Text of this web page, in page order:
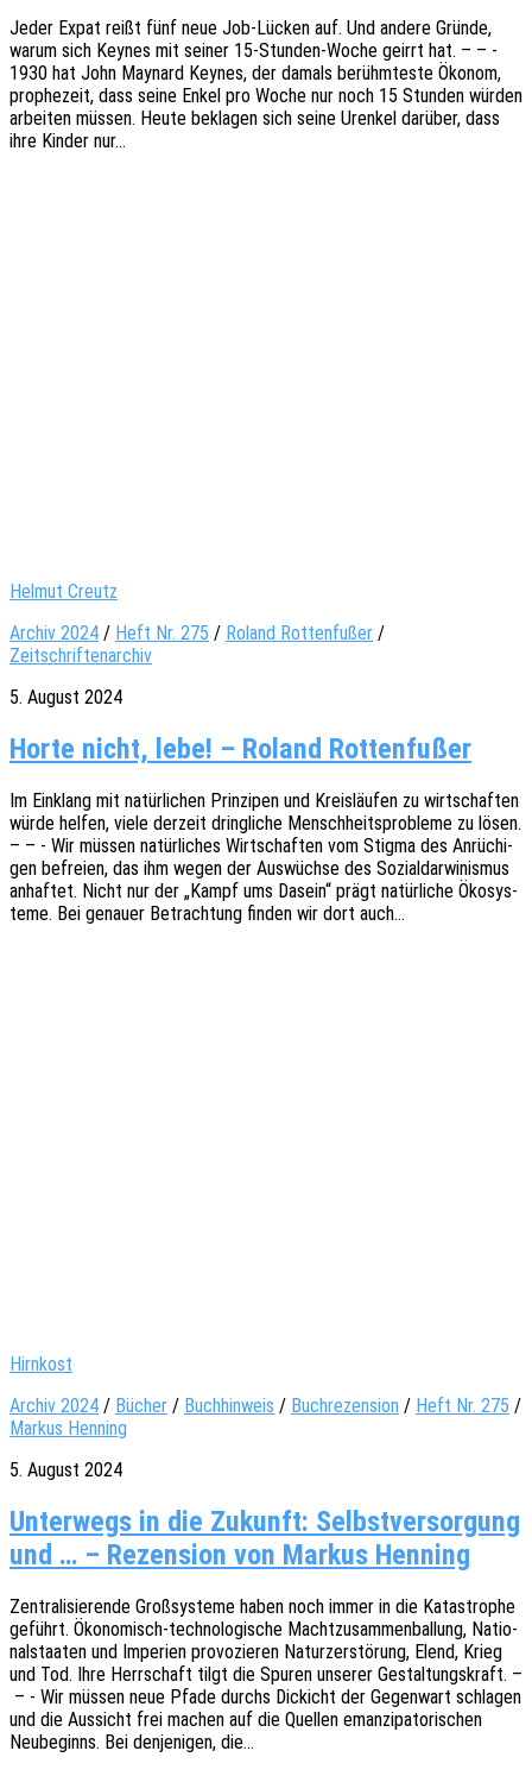
Jeder Expat reißt fünf neue Job-Lücken auf. Und andere Gründe,
warum sich Keynes mit seiner 15-Stun­­den-Woche geirrt hat. – – -
1930 hat John Maynard Keynes, der damals berühm­tes­te Ökonom,
prophe­zeit, dass seine Enkel pro Woche nur noch 15 Stun­den würden
arbei­ten müssen. Heute bekla­gen sich seine Uren­kel darüber, dass
ihre Kinder nur…
Helmut Creutz
Archiv 2024 / Heft Nr. 275 / Roland Rottenfußer /
Zeitschriftenarchiv
5. August 2024
Horte nicht, lebe! – Roland Rottenfußer
Im Einklang mit natür­li­chen Prin­zi­pen und Kreis­läu­fen zu wirt­schaf­ten
würde helfen, viele derzeit dring­li­che Mensch­heits­pro­ble­me zu lösen.
– – - Wir müssen natür­li­ches Wirt­schaf­ten vom Stigma des Anrü­chi­
gen befrei­en, das ihm wegen der Auswüch­se des Sozi­al­dar­wi­nis­mus
anhaf­tet. Nicht nur der „Kampf ums Dasein“ prägt natür­li­che Ökosys­
te­me. Bei genau­er Betrach­tung finden wir dort auch…
Hirnkost
Archiv 2024 / Bücher / Buchhinweis / Buchrezension / Heft Nr. 275 /
Markus Henning
5. August 2024
Unterwegs in die Zukunft: Selbstversorgung
und … – Rezension von Markus Henning
Zentra­li­sie­ren­de Groß­sys­te­me haben noch immer in die Kata­stro­phe
geführt. Ökon­o­­­misch-tech­­no­­lo­­gi­­sche Macht­zu­sam­men­bal­lung, Natio­
nal­staa­ten und Impe­ri­en provo­zie­ren Natur­zer­stö­rung, Elend, Krieg
und Tod. Ihre Herr­schaft tilgt die Spuren unse­rer Gestal­tungs­kraft. –
– - Wir müssen neue Pfade durchs Dickicht der Gegen­wart schla­gen
und die Aussicht frei machen auf die Quel­len eman­zi­pa­to­ri­schen
Neube­ginns. Bei denje­ni­gen, die…